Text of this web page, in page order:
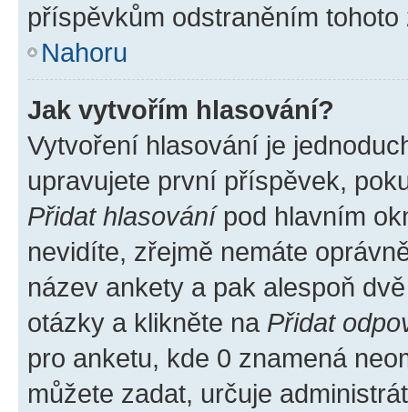
příspěvkům odstraněním
Nahoru
Jak vytvořím hlasování?
Vytvoření hlasování je
upravujete první příspěvek,
Přidat hlasovánípod hlavním
nevidíte, zřejmě nemáte
název ankety a pak alespoň
otázky a klikněte na Přidat
pro anketu, kde 0 znamená
můžete zadat, určuje